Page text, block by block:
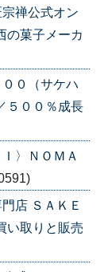
宗禅公式オン
の菓子メーカ
００（サケハ
５００％成長
〉ＮＯＭＡ
店 ＳＡＫＥ
い取りと販売